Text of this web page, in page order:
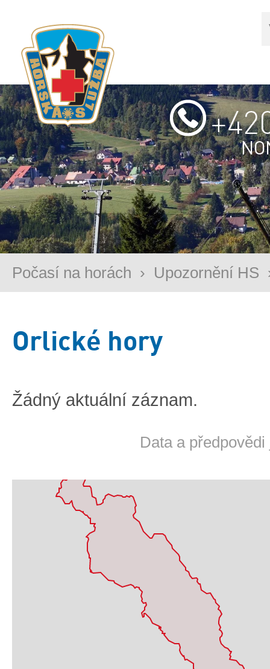
Počasí na horách › Upozornění HS
Orlické hory
Žádný aktuální záznam.
Data a